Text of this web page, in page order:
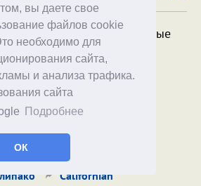
вы даете свое
файлов cookie
необходимо для
сайта,
и анализа трафика.
сайта
Подробнее
ОК
фронте все. Тюрьмы пустые
что они уже как раз с
числе и тяжелым, и
Ну чо, удобно.
опять читаем про кошку.
её состав.
Californian